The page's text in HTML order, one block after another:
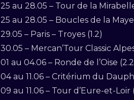
25 au 28.05 – Tour de la
25 au 28.05 – Boucles de la
29.05 – Paris – Troyes (1.2)
30.05 – Mercan’Tour Classic
01 au 04.06 – Ronde de l’Oise
04 au 11.06 – Critérium du
09 au 11.06 – Tour d’Eure-et-Loir